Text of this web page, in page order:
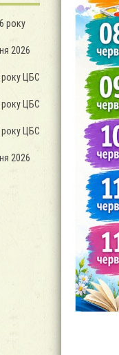
року
2026
року ЦБС
року ЦБС
року ЦБС
2026